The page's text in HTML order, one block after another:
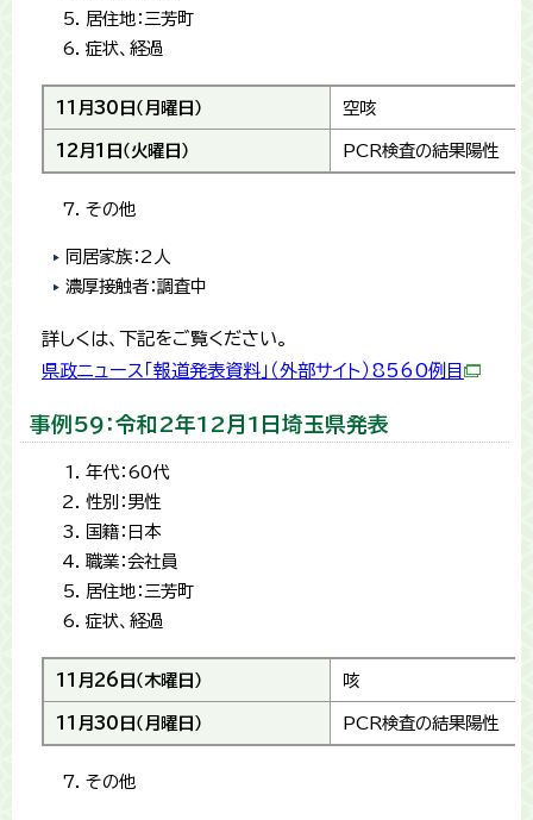
居住地：三芳町
症状、経過
11月30日（月曜日） 空咳
12月1日（火曜日） PCR検査の結果陽性
その他
同居家族：2人
濃厚接触者：調査中
詳しくは、下記をご覧ください。
県政ニュース「報道発表資料」（外部サイト）8560例目
事例59：令和2年12月1日埼玉県発表
年代：60代
性別：男性
国籍：日本
職業：会社員
居住地：三芳町
症状、経過
11月26日（木曜日） 咳
11月30日（月曜日） PCR検査の結果陽性
その他